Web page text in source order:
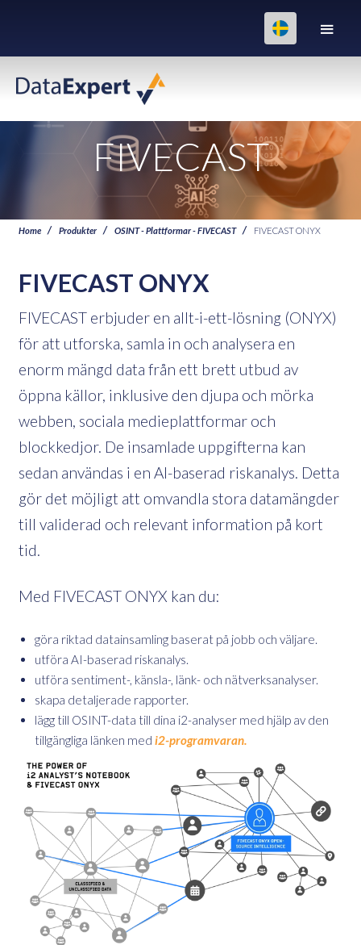
FIVECAST
Home Produkter OSINT - Plattformar - FIVECAST FIVECAST ONYX
FIVECAST ONYX
FIVECAST erbjuder en allt-i-ett-lösning (ONYX)
för att utforska, samla in och analysera en
enorm mängd data från ett brett utbud av
öppna källor, inklusive den djupa och mörka
webben, sociala medieplattformar och
blockkedjor. De insamlade uppgifterna kan
sedan användas i en AI-baserad riskanalys. Detta
gör det möjligt att omvandla stora datamängder
till validerad och relevant information på kort
tid.
Med FIVECAST ONYX kan du:
göra riktad datainsamling baserat på jobb och väljare.
utföra AI-baserad riskanalys.
utföra sentiment-, känsla-, länk- och nätverksanalyser.
skapa detaljerade rapporter.
lägg till OSINT-data till dina i2-analyser med hjälp av den
tillgängliga länken med i2-programvaran.